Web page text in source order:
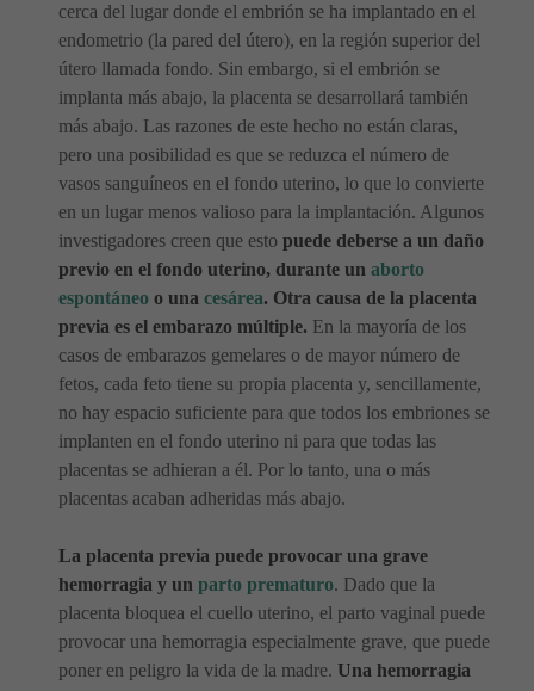
cerca del lugar donde el embrión se ha implantado en el
endometrio (la pared del útero), en la región superior del
útero llamada fondo. Sin embargo, si el embrión se
implanta más abajo, la placenta se desarrollará también
más abajo. Las razones de este hecho no están claras,
pero una posibilidad es que se reduzca el número de
vasos sanguíneos en el fondo uterino, lo que lo convierte
en un lugar menos valioso para la implantación. Algunos
investigadores creen que esto puede deberse a un daño
previo en el fondo uterino, durante un aborto
espontáneo o una cesárea. Otra causa de la placenta
previa es el embarazo múltiple. En la mayoría de los
casos de embarazos gemelares o de mayor número de
fetos, cada feto tiene su propia placenta y, sencillamente,
no hay espacio suficiente para que todos los embriones se
implanten en el fondo uterino ni para que todas las
placentas se adhieran a él. Por lo tanto, una o más
placentas acaban adheridas más abajo.
La placenta previa puede provocar una grave
hemorragia y un parto prematuro. Dado que la
placenta bloquea el cuello uterino, el parto vaginal puede
provocar una hemorragia especialmente grave, que puede
poner en peligro la vida de la madre. Una hemorragia